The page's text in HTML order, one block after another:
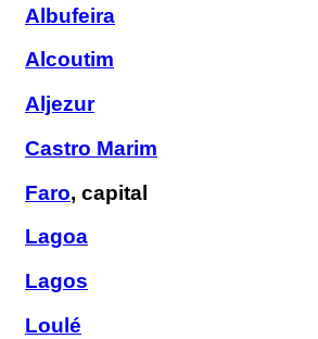
Albufeira
Alcoutim
Aljezur
Castro Marim
Faro, capital
Lagoa
Lagos
Loulé